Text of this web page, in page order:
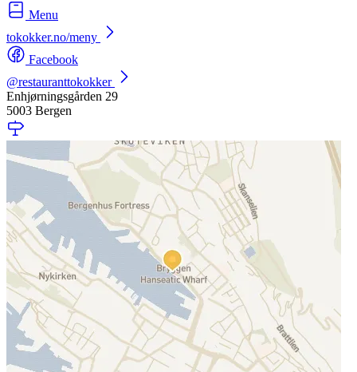
Menu
tokokker.no/meny
Facebook
@restauranttokokker
Enhjørningsgården 29
5003 Bergen